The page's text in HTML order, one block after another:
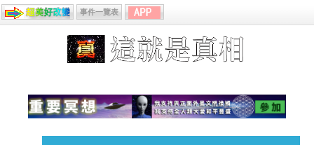
事件一覽表